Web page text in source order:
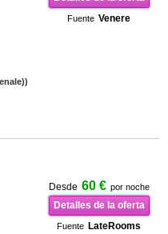
Fuente Venere
Desde 60 € por noche
Detalles de la oferta
Fuente LateRooms